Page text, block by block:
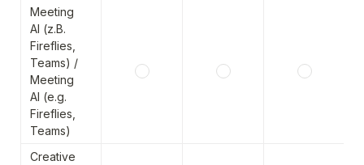
Meeting
AI (z.B.
Fireflies,
Teams) /
Meeting
AI (e.g.
Fireflies,
Teams)
Creative